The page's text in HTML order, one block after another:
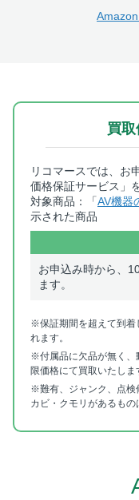
買
リコマースでは、お
価格保証サービス」
対象商品：「AV機器
示された商品
お申込み時から、
ます。
※保証期間を超えて到着
れます。
※付属品に欠品が無く、
限価格にて買取いたしま
※難有、ジャンク、点検
カビ・クモリがあるもの